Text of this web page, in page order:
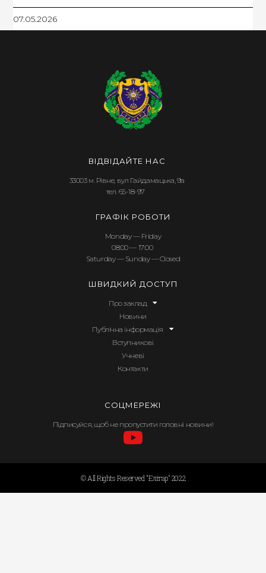
07.05.2026
ВІДВІДАЙТЕ НАС
33003 м. Рівне, вул Гайдамацька, 9а
тел. 65-18-97
ГРАФІК РОБОТИ
Monday — Friday
08:00 — 17:00
Saturday — Sunday — Closed
ШВИДКИЙ ДОСТУП
Про заклад
Новини
Публічна інформація
Вступникові
Учневі
Контакти
СОЦМЕРЕЖІ
Підписуйся, щоб не пропустити головні новини!
© All Rights Reserved "Елітар" 2022